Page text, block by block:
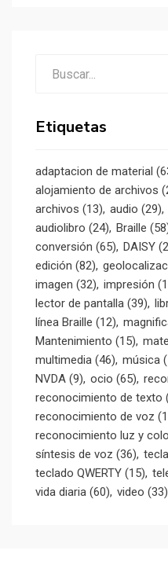
Etiquetas
adaptacion de material
alojamiento de archivos
archivos (13) audio (29)
audiolibro (24) Braille
conversión (65) DAISY
edición (82)
imagen (32) impresión
lector de pantalla (39)
línea Braille (12)
Mantenimiento (15)
multimedia (46) música
NVDA (9) ocio (65)
reconocimiento de texto
reconocimiento de voz
reconocimiento luz y
síntesis de voz (36)
teclado QWERTY (15)
vida diaria (60) video (33)